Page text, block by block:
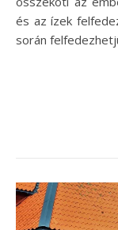
és az ízek
során